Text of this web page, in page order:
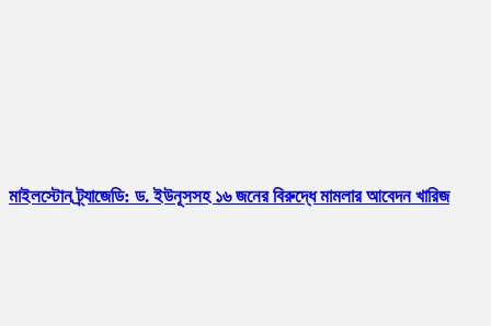
মাইলস্টোন ট্র্যাজেডি: ড. ইউনূসসহ ১৬ জনের বিরুদ্ধে মামলার আবেদন খারিজ